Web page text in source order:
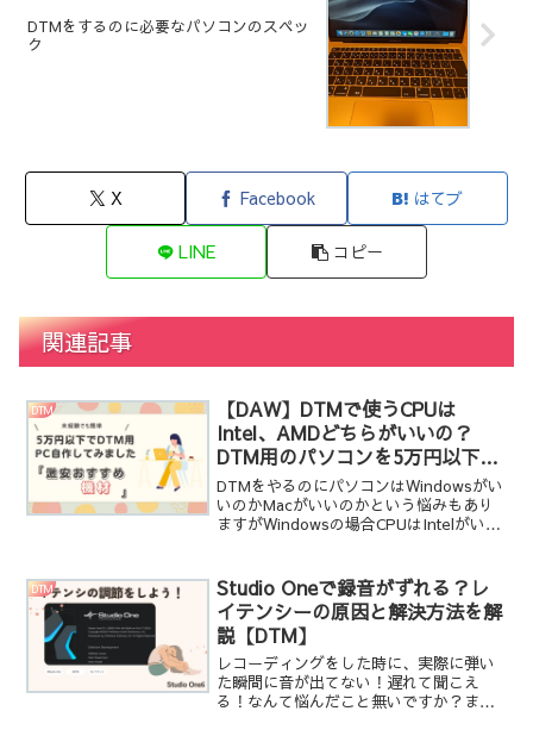
DTMをするのに必要なパソコンのスペッ
ク
X Facebook はてブ
LINE コピー
関連記事
DTM
【DAW】DTMで使うCPUは
Intel、AMDどちらがいいの？
DTM用のパソコンを5万円以下で
組んでみた！
DTMをやるのにパソコンはWindowsがい
いのかMacがいいのかという悩みもあり
ますがWindowsの場合CPUはIntelがいい
の方が安かったりするので迷...
DTM
Studio Oneで録音がずれる？レ
イテンシーの原因と解決方法を解
説【DTM】
レコーディングをした時に、実際に弾い
た瞬間に音が出てない！遅れて聞こえ
る！なんて悩んだこと無いですか？まほ